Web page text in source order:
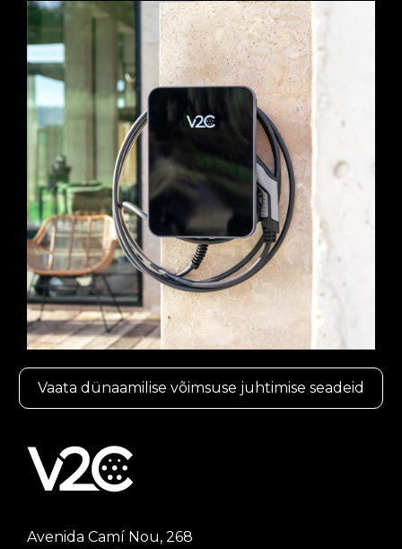
Vaata dünaamilise võimsuse juhtimise seadeid
Avenida Camí Nou, 268